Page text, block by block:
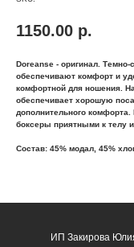
1150.00 р.
Doreanse - оригинал.
обеспечивают комфорт и
комфортной для ношения.
обеспечивает хорошую
дополнительного
боксеры приятными к телу
Состав: 45% модал, 45%
ИП Закирова